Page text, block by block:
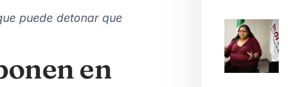
puede detonar que
en